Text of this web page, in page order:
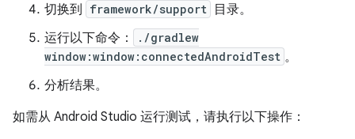
切换到 framework/support 目录。
运行以下命令：
./gradlew
window:window:connectedAndroidTest 。
分析结果。
如需从 Android Studio 运行测试，请执行以下操作：